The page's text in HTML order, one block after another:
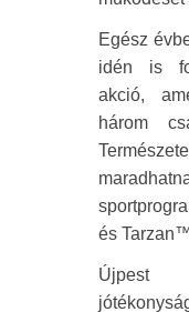
Egész
idén is
akció,
három
és
Újpest